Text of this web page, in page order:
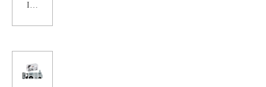
In winkelwagen